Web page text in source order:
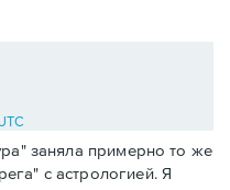
заняла примерно то же
с астрологией. Я